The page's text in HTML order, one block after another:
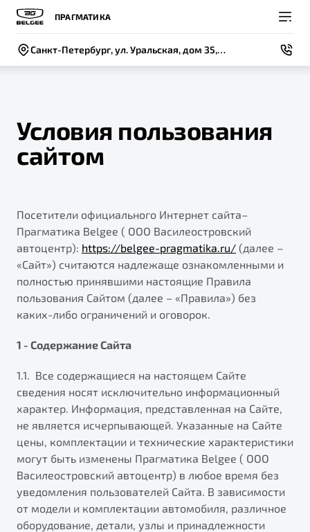
ПРАГМАТИКА
Санкт-Петербург, ул. Уральская, дом 35, лит. А
X50+
от 2 219 990 ₽*
Обзор В наличии
S50
Автомобили в наличии
Спецпредложения и Акции
Записаться на тест-драйв
ФИНАНСЫ И УСЛУГИ
Автокредит
Трейд-ин
Расчет КАСКО
Записаться на сервис
Руководство по эксплуатации
Техническое обслуживание
Калькулятор ТО
Гарантия Belgee
Belgee Линк
Belgee Клуб
Belgee Плюс
Реферальная программа
Клиентская поддержка
Помощь на дорогах
Новости
BELGEE В РОССИИ
О бренде
Правовая информация
Условия пользования
сайтом
Посетители официального Интернет сайта–
Прагматика Belgee ( ООО Василеостровский
автоцентр): https://belgee-pragmatika.ru/ (далее –
«Сайт») считаются надлежаще ознакомленными и
полностью принявшими настоящие Правила
пользования Сайтом (далее – «Правила») без
каких-либо ограничений и оговорок.
1 - Содержание Сайта
1.1. Все содержащиеся на настоящем Сайте
сведения носят исключительно информационный
характер. Информация, представленная на Сайте,
не является исчерпывающей. Указанные на Сайте
цены, комплектации и технические характеристики
могут быть изменены Прагматика Belgee ( ООО
Василеостровский автоцентр) в любое время без
уведомления пользователей Сайта. В зависимости
от модели и комплектации автомобиля, различное
оборудование, детали, узлы и принадлежности